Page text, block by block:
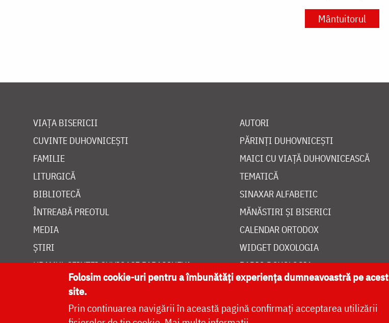
Mântuitorul
VIAȚA BISERICII
CUVINTE DUHOVNICEȘTI
FAMILIE
LITURGICĂ
BIBLIOTECĂ
ÎNTREABĂ PREOTUL
MEDIA
ȘTIRI
HRAMUL SFINTEI CUVIOASE PARASCHEVA
AUTORI
PĂRINȚI DUHOVNICEȘTI
MAICI CU VIAȚĂ DUHOVNICEASCĂ
TEMATICĂ
SINAXAR ALFABETIC
MĂNĂSTIRI ȘI BISERICI
CALENDAR ORTODOX
WIDGET DOXOLOGIA
RADIO DOXOLOGIA
Folosim cookie-uri pentru a îmbunătăți experiența dumneavoastră pe acest
site.
Prin continuarea navigării în această pagină confirmați acceptarea utilizării